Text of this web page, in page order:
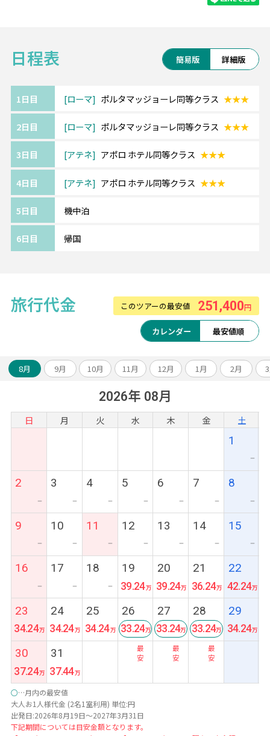
世界でもっとも古い都市の1つ、約3,400年の
跡を見ることができます。
夜のアテネも魅力。
ホテルは価額重視のクラスとなります。
へのグレードアップや
欧州各都市との周遊アレンジや、宿泊数の変
ホテルアップグレード・変更もお問い合わせ
日程表 簡易版 詳細版
1日目 ローマ ポルタマッジョーレ同等クラス ★★★
2日目 ローマ ポルタマッジョーレ同等クラス ★★★
3日目 アテネ アポロ ホテル同等クラス ★★★
4日目 アテネ アポロ ホテル同等クラス ★★★
5日目 機中泊
6日目 帰国
旅行代金 このツアーの最安値 251,400円
カレンダー 最安値順
8月 9月 10月 11月 12月 1月 2月
2026年 08月
日 月 火 水 木 金 土
1
ー
2
ー
3
ー
4
ー
5
ー
6
ー
7
ー
8
ー
9
ー
10
ー
11
ー
12
ー
13
ー
14
ー
15
ー
16
ー
17
ー
18
ー
19
39.24
20
39.24
21
36.24
22
42.24
23
34.24
24
34.24
25
34.24
26
最
安
33.24
27
最
安
33.24
28
最
安
33.24
29
34.24
30
37.24
31
37.44
○…月内の最安値
大人お1人様代金 (2名1室利用) 単位:円
出発日:2026年8月19日～2027年3月31日
下記期間については目安金額となります。